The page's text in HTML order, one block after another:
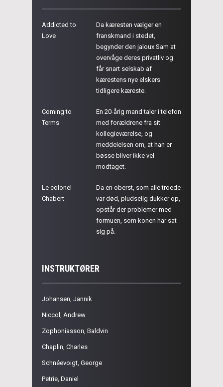
Addicted to
Love
Da kæresten vælger en
franskmand i stedet,
begynder den jaloux Sam at
overvåge deres privatliv og
får snart selskab af
kærestens nye elskers
tidligere kæreste.
Coming to
Terms
En 20-årig mand taler i telefon
med forældrene fra sit
kollegieværelse, og
meddelelsen om, at han er
bøsse bliver ikke vel
modtaget.
Le colonel
Chabert
Da en oberst, som alle troede
var død, pludselig dukker op,
opstår der problemer med
formuen, som konen har sat
sig på.
INSTRUKTØRER
Johansen, Jannik
Niccol, Andrew
Zophoníasson, Baldvin
Chaplin, Charles
Schnéevoigt, George
Petrie, Daniel